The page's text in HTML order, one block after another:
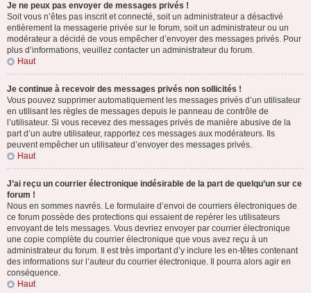
Je ne peux pas envoyer de messages privés !
Soit vous n’êtes pas inscrit et connecté, soit un administrateur a désactivé
entièrement la messagerie privée sur le forum, soit un administrateur ou un
modérateur a décidé de vous empêcher d’envoyer des messages privés. Pour
plus d’informations, veuillez contacter un administrateur du forum.
Haut
Je continue à recevoir des messages privés non sollicités !
Vous pouvez supprimer automatiquement les messages privés d’un utilisateur
en utilisant les règles de messages depuis le panneau de contrôle de
l’utilisateur. Si vous recevez des messages privés de manière abusive de la
part d’un autre utilisateur, rapportez ces messages aux modérateurs. Ils
peuvent empêcher un utilisateur d’envoyer des messages privés.
Haut
J’ai reçu un courrier électronique indésirable de la part de quelqu’un sur ce
forum !
Nous en sommes navrés. Le formulaire d’envoi de courriers électroniques de
ce forum possède des protections qui essaient de repérer les utilisateurs
envoyant de tels messages. Vous devriez envoyer par courrier électronique
une copie complète du courrier électronique que vous avez reçu à un
administrateur du forum. Il est très important d’y inclure les en-têtes contenant
des informations sur l’auteur du courrier électronique. Il pourra alors agir en
conséquence.
Haut